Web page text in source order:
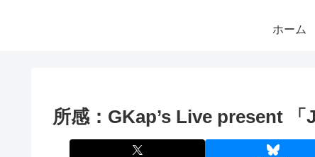
ホーム
所感：GKap’s Live present 「